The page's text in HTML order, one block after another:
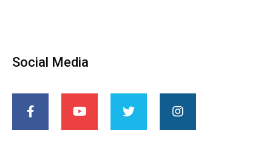
Social Media